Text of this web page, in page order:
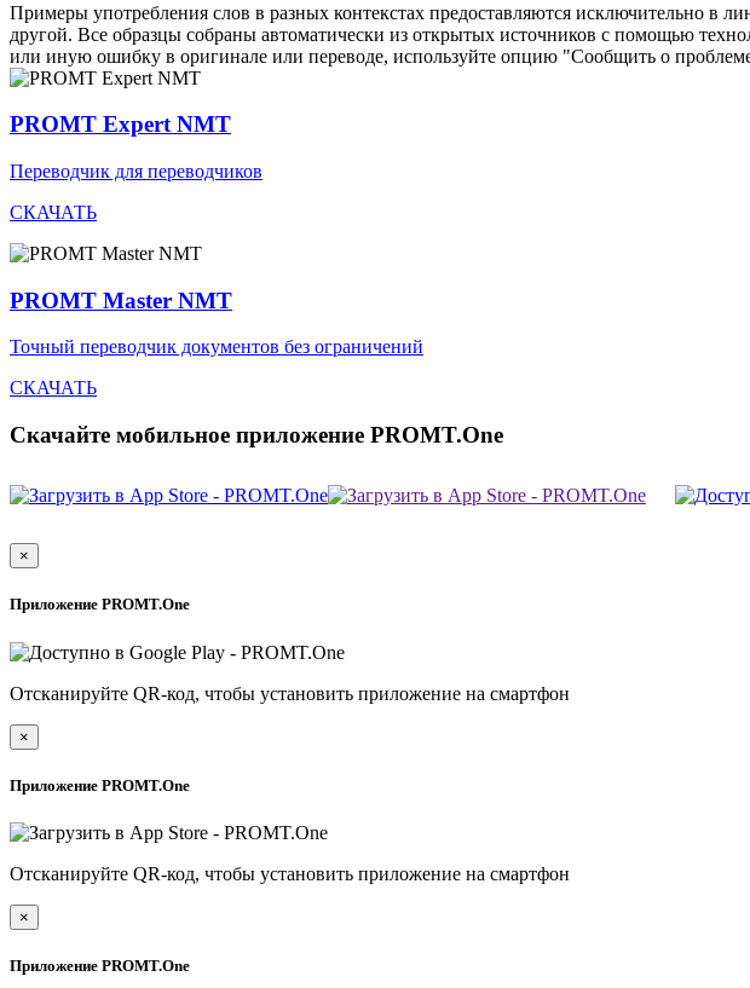
Примеры употребления слов в разных контекстах предоставляются исключительно в
другой. Все образцы собраны автоматически из открытых источников с помощью
или иную ошибку в оригинале или переводе, используйте опцию "Сообщить о
PROMT Expert NMT
Переводчик для переводчиков
СКАЧАТЬ
PROMT Master NMT
Точный переводчик документов без ограничений
СКАЧАТЬ
Скачайте мобильное приложение PROMT.One
×
Приложение PROMT.One
Отсканируйте QR-код, чтобы установить приложение на смартфон
×
Приложение PROMT.One
Отсканируйте QR-код, чтобы установить приложение на смартфон
×
Приложение PROMT.One